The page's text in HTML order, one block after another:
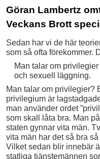
Göran Lambertz
Veckans Brott
Sedan har vi de här
som så ofta förekommer.
Man talar om privilegier
och sexuell läggning.
Man talar om privilegier?
privilegium är
man använder ordet
som skall låta bra. Man
staten gynnar vita män.
vita män har det så bra
Vilket sedan blir innebär
statliga tjänstemännen